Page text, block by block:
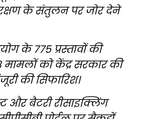
के संतुलन पर जोर देने
के 775 प्रस्तावों की
मामलों को केंद्र सरकार की
की सिफारिश।
और बैटरी रीसाइक्लिंग